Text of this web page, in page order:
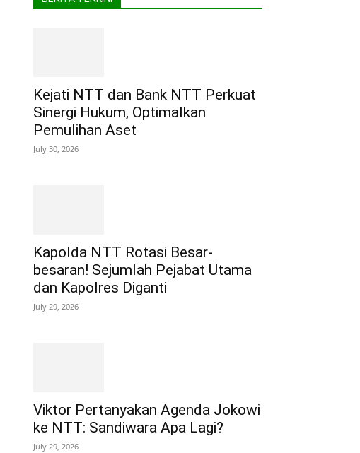
Kejati NTT dan Bank NTT Perkuat
Sinergi Hukum, Optimalkan
Pemulihan Aset
July 30, 2026
Kapolda NTT Rotasi Besar-
besaran! Sejumlah Pejabat Utama
dan Kapolres Diganti
July 29, 2026
Viktor Pertanyakan Agenda Jokowi
ke NTT: Sandiwara Apa Lagi?
July 29, 2026